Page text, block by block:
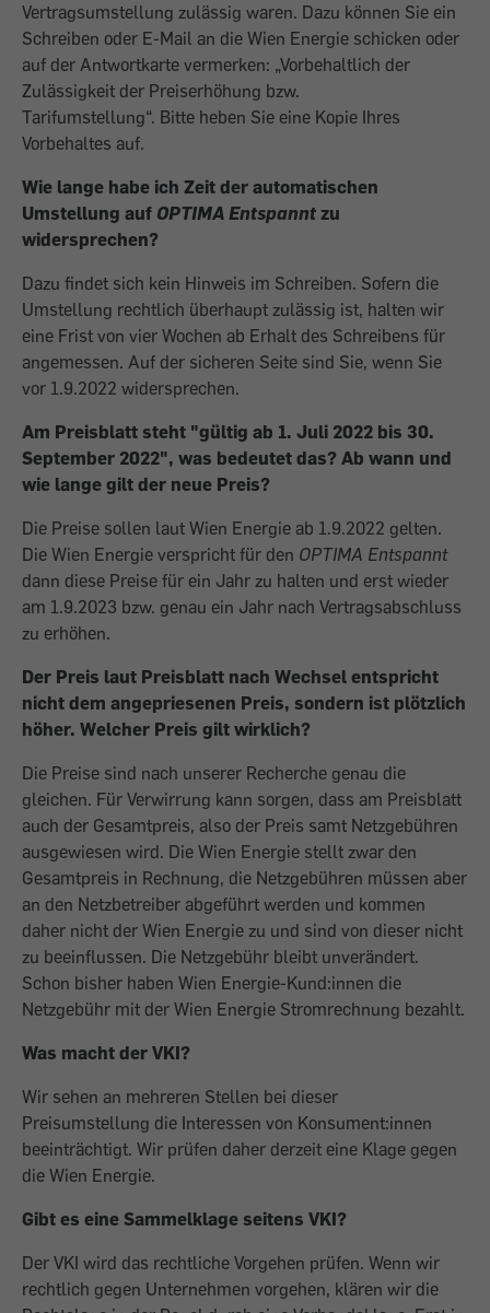
Vertragsumstellung zulässig waren. Dazu können Sie ein
Schreiben oder E-Mail an die Wien Energie schicken oder
auf der Antwortkarte vermerken: „Vorbehaltlich der
Zulässigkeit der Preiserhöhung bzw.
Tarifumstellung“. Bitte heben Sie eine Kopie Ihres
Vorbehaltes auf.
Wie lange habe ich Zeit der automatischen
Umstellung auf OPTIMA Entspannt zu
widersprechen?
Dazu findet sich kein Hinweis im Schreiben. Sofern die
Umstellung rechtlich überhaupt zulässig ist, halten wir
eine Frist von vier Wochen ab Erhalt des Schreibens für
angemessen. Auf der sicheren Seite sind Sie, wenn Sie
vor 1.9.2022 widersprechen.
Am Preisblatt steht "gültig ab 1. Juli 2022 bis 30.
September 2022", was bedeutet das? Ab wann und
wie lange gilt der neue Preis?
Die Preise sollen laut Wien Energie ab 1.9.2022 gelten.
Die Wien Energie verspricht für den OPTIMA Entspannt
dann diese Preise für ein Jahr zu halten und erst wieder
am 1.9.2023 bzw. genau ein Jahr nach Vertragsabschluss
zu erhöhen.
Der Preis laut Preisblatt nach Wechsel entspricht
nicht dem angepriesenen Preis, sondern ist plötzlich
höher. Welcher Preis gilt wirklich?
Die Preise sind nach unserer Recherche genau die
gleichen. Für Verwirrung kann sorgen, dass am Preisblatt
auch der Gesamtpreis, also der Preis samt Netzgebühren
ausgewiesen wird. Die Wien Energie stellt zwar den
Gesamtpreis in Rechnung, die Netzgebühren müssen aber
an den Netzbetreiber abgeführt werden und kommen
daher nicht der Wien Energie zu und sind von dieser nicht
zu beeinflussen. Die Netzgebühr bleibt unverändert.
Schon bisher haben Wien Energie-Kund:innen die
Netzgebühr mit der Wien Energie Stromrechnung bezahlt.
Was macht der VKI?
Wir sehen an mehreren Stellen bei dieser
Preisumstellung die Interessen von Konsument:innen
beeinträchtigt. Wir prüfen daher derzeit eine Klage gegen
die Wien Energie.
Gibt es eine Sammelklage seitens VKI?
Der VKI wird das rechtliche Vorgehen prüfen. Wenn wir
rechtlich gegen Unternehmen vorgehen, klären wir die